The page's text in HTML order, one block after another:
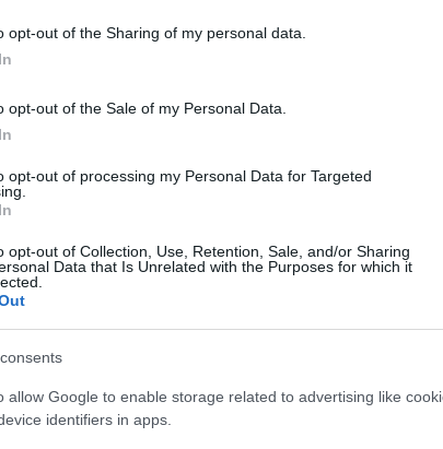
opt-out of the Sharing of my personal data.
opt-out of the Sale of my Personal Data.
opt-out of processing my Personal Data for Targeted
opt-out of Collection, Use, Retention, Sale, and/or Sharing
Data that Is Unrelated with the Purposes for which it
allow Google to enable storage related to advertising like
identifiers in apps.
θα έχουν καμία μείωση του μισθού τους, ενώ
τους
(άρθρ. 2 παρ.3 ΝΔ 3755/1955).
μία επιχείρηση λειτουργήσει φέτος κατ’
Εργασίας, επιχειρησιακής συνήθειας ή
προσαύξηση μισθού κατά 1/25 και οι
ωρομισθίου των οποίων θα υπολογισθεί και η